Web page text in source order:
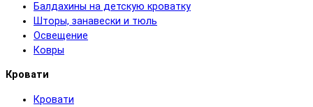
Балдахины на детскую кроватку
Шторы, занавески и тюль
Освещение
Ковры
Кровати
Кровати